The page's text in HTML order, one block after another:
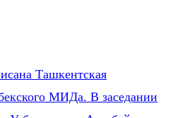
Ташкентская
МИДа. В заседании